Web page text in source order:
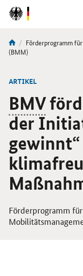
DirektZu:
Navigation
Sie
sind
Aktuelle
Seite:
Förderprogramm
(BMM)
ARTIKEL
BMV
der
gewinnt“
Förderprogramm